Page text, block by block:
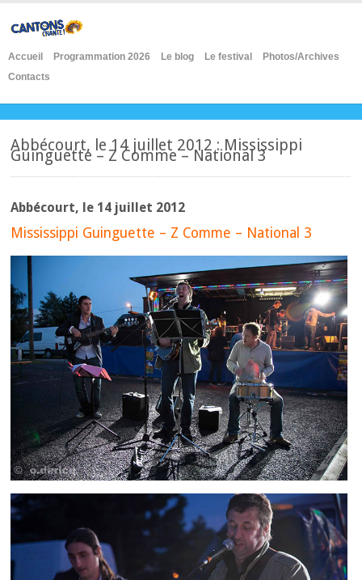
Accueil Programmation 2026 Le blog Le festival
Photos/Archives
Contacts
Abbécourt, le 14 juillet 2012 : Mississippi
Guinguette – Z Comme – National 3
Abbécourt, le 14 juillet 2012
Mississippi Guinguette – Z Comme – National 3